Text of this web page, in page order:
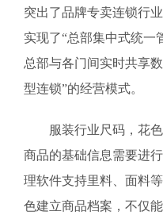
突出了品牌专卖连锁行
实现了“总部集中式统一
总部与各门间实时共享
型连锁”的经营模式。
服装行业尺码，花色
商品的基础信息需要进
理软件支持里料、面料
色建立商品档案，不仅